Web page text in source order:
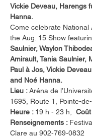
Vickie Deveau, Harengs
Hanna.
Come celebrate National
the Aug. 15 Show
Saulnier, Waylon
Amirault, Tania Saulnier,
Paul à Jos, Vickie
and Noé Hanna.
Lieu : Aréna de
1695, Route 1, Pointe-de-
Heure : 19 h - 23 h,
Renseignements :
Clare au 902-769-0832